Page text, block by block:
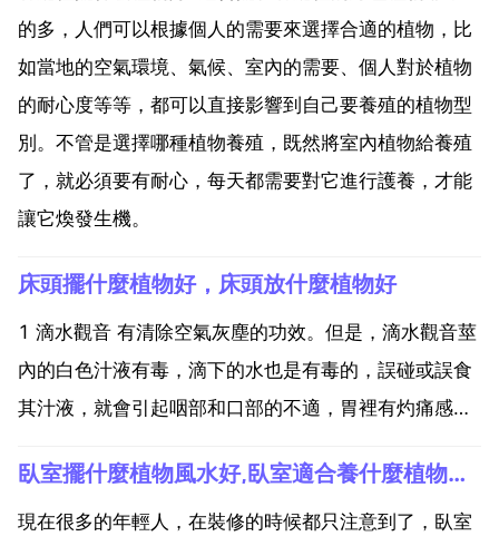
的多，人們可以根據個人的需要來選擇合適的植物，比
如當地的空氣環境、氣候、室內的需要、個人對於植物
的耐心度等等，都可以直接影響到自己要養殖的植物型
別。不管是選擇哪種植物養殖，既然將室內植物給養殖
了，就必須要有耐心，每天都需要對它進行護養，才能
讓它煥發生機。
床頭擺什麼植物好，床頭放什麼植物好
1 滴水觀音 有清除空氣灰塵的功效。但是，滴水觀音莖
內的白色汁液有毒，滴下的水也是有毒的，誤碰或誤食
其汁液，就會引起咽部和口部的不適，胃裡有灼痛感。
癌植物。2 君子蘭 釋放氧氣，吸收煙霧的清新劑一株成
年的君子蘭，一晝夜能吸收1立升空氣,釋放80 的氧氣...
臥室擺什麼植物風水好,臥室適合養什麼植物對風水好
現在很多的年輕人，在裝修的時候都只注意到了，臥室